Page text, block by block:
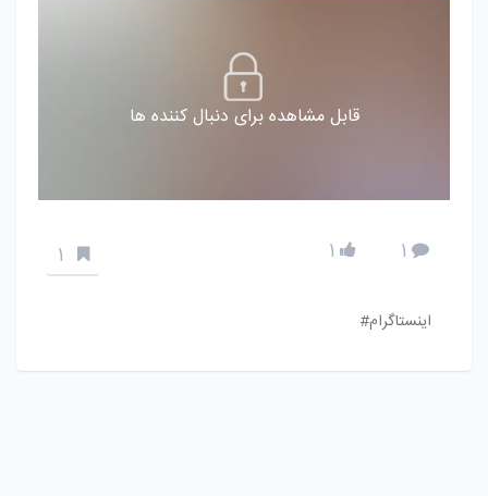
قابل مشاهده برای دنبال کننده ها
1
1
1
اینستاگرام#